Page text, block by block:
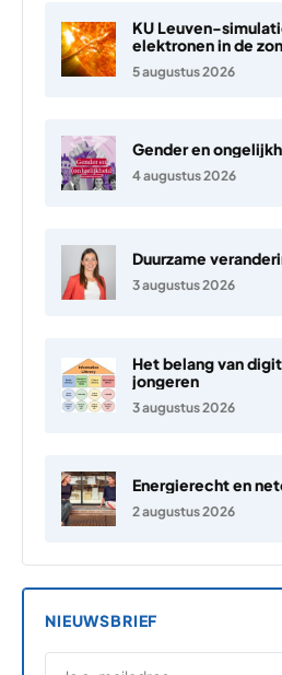
KU Leuven-
elektronen in de
5 augustus 2026
Gender en
4 augustus 2026
Duurzame
3 augustus 2026
Het belang van
jongeren
3 augustus 2026
Energierecht en
2 augustus 2026
NIEUWSBRIEF
E-MAILADRES
*